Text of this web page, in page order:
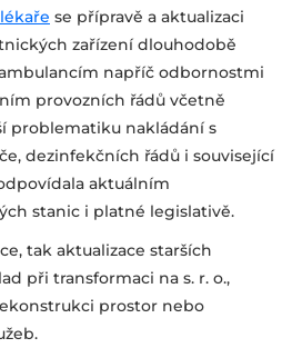
se přípravě a aktualizaci
zařízení dlouhodobě
napříč odbornostmi
provozních řádů včetně
problematiku nakládání s
dezinfekčních řádů i související
aktuálním
stanic i platné legislativě.
tak aktualizace starších
při transformaci na s. r. o.,
prostor nebo